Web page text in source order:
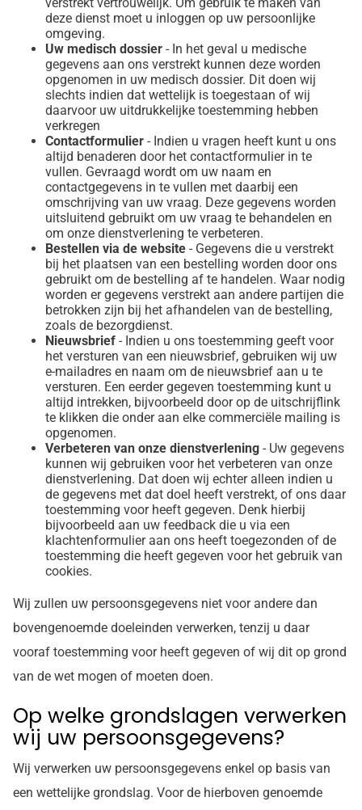
deze dienst moet u inloggen op uw persoonlijke
omgeving.
Uw medisch dossier - In het geval u medische
gegevens aan ons verstrekt kunnen deze worden
opgenomen in uw medisch dossier. Dit doen wij
slechts indien dat wettelijk is toegestaan of wij
daarvoor uw uitdrukkelijke toestemming hebben
verkregen
Contactformulier - Indien u vragen heeft kunt u ons
altijd benaderen door het contactformulier in te
vullen. Gevraagd wordt om uw naam en
contactgegevens in te vullen met daarbij een
omschrijving van uw vraag. Deze gegevens worden
uitsluitend gebruikt om uw vraag te behandelen en
om onze dienstverlening te verbeteren.
Bestellen via de website - Gegevens die u verstrekt
bij het plaatsen van een bestelling worden door ons
gebruikt om de bestelling af te handelen. Waar nodig
worden er gegevens verstrekt aan andere partijen die
betrokken zijn bij het afhandelen van de bestelling,
zoals de bezorgdienst.
Nieuwsbrief - Indien u ons toestemming geeft voor
het versturen van een nieuwsbrief, gebruiken wij uw
e-mailadres en naam om de nieuwsbrief aan u te
versturen. Een eerder gegeven toestemming kunt u
altijd intrekken, bijvoorbeeld door op de uitschrijflink
te klikken die onder aan elke commerciële mailing is
opgenomen.
Verbeteren van onze dienstverlening - Uw gegevens
kunnen wij gebruiken voor het verbeteren van onze
dienstverlening. Dat doen wij echter alleen indien u
de gegevens met dat doel heeft verstrekt, of ons daar
toestemming voor heeft gegeven. Denk hierbij
bijvoorbeeld aan uw feedback die u via een
klachtenformulier aan ons heeft toegezonden of de
toestemming die heeft gegeven voor het gebruik van
cookies.
Wij zullen uw persoonsgegevens niet voor andere dan
bovengenoemde doeleinden verwerken, tenzij u daar
vooraf toestemming voor heeft gegeven of wij dit op grond
van de wet mogen of moeten doen.
Op welke grondslagen verwerken
wij uw persoonsgegevens?
Wij verwerken uw persoonsgegevens enkel op basis van
een wettelijke grondslag. Voor de hierboven genoemde